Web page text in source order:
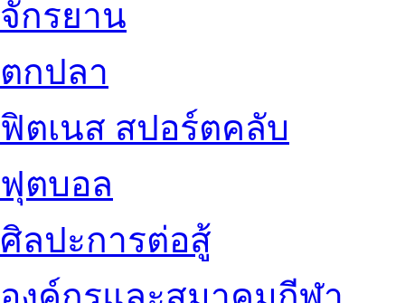
จักรยาน
ตกปลา
ฟิตเนส สปอร์ตคลับ
ฟุตบอล
ศิลปะการต่อสู้